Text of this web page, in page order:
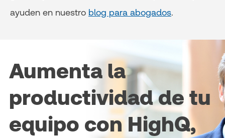
ayuden en nuestro blog para abogados.
Aumenta la
productividad de tu
equipo con HighQ,